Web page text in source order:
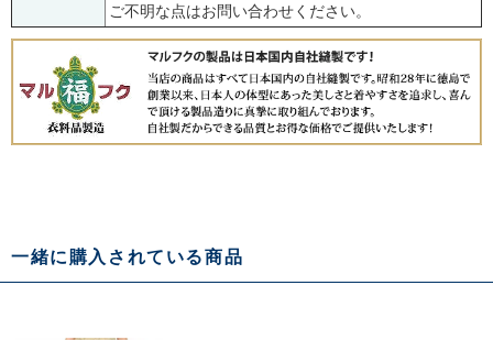
ご不明な点はお問い合わせください。
一緒に購入されている商品